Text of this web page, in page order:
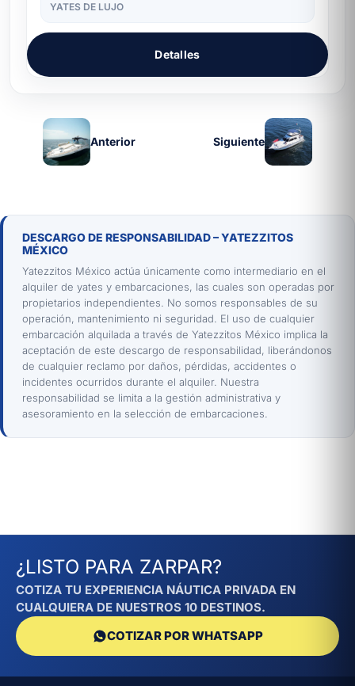
YATES DE LUJO
Detalles
Anterior Siguiente
DESCARGO DE RESPONSABILIDAD – YATEZZITOS
MÉXICO
Yatezzitos México actúa únicamente como intermediario en el
alquiler de yates y embarcaciones, las cuales son operadas por
propietarios independientes. No somos responsables de su
operación, mantenimiento ni seguridad. El uso de cualquier
embarcación alquilada a través de Yatezzitos México implica la
aceptación de este descargo de responsabilidad, liberándonos
de cualquier reclamo por daños, pérdidas, accidentes o
incidentes ocurridos durante el alquiler. Nuestra
responsabilidad se limita a la gestión administrativa y
asesoramiento en la selección de embarcaciones.
¿LISTO PARA ZARPAR?
COTIZA TU EXPERIENCIA NÁUTICA PRIVADA EN
CUALQUIERA DE NUESTROS 10 DESTINOS.
COTIZAR POR WHATSAPP